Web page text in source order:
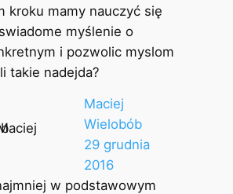
kroku mamy nauczyć się
myślenie o
i pozwolic myslom
takie nadejda?
Maciej
Wielobób
29 grudnia
2016
w podstawowym